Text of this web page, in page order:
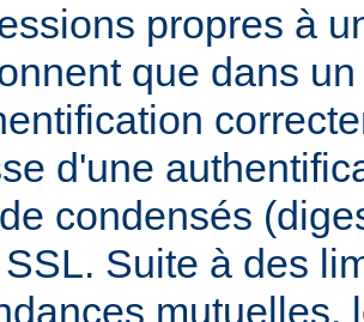
propres à
que dans
d'une
condensés
Suite à des
mutuelles,